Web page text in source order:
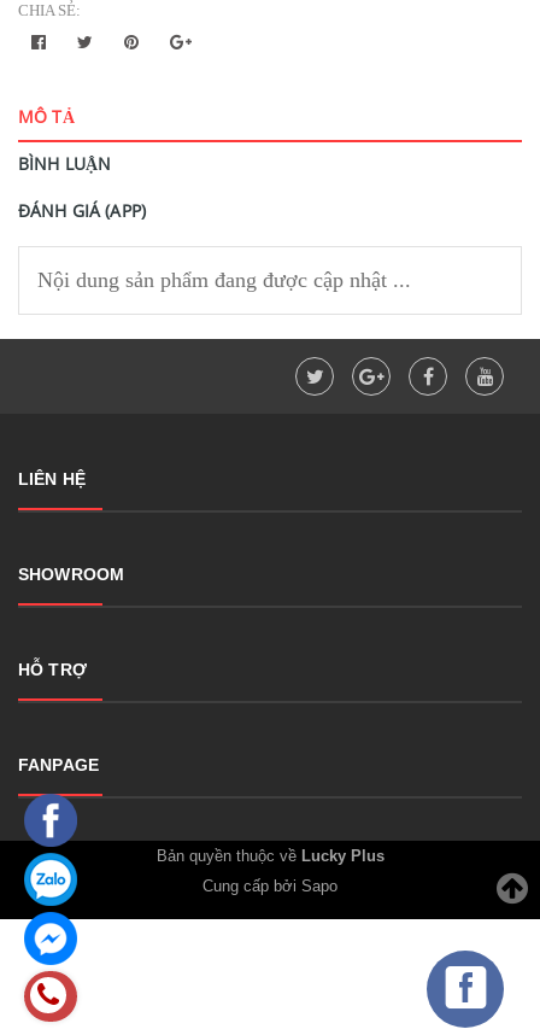
CHIA SẺ:
MÔ TẢ
BÌNH LUẬN
ĐÁNH GIÁ (APP)
Nội dung sản phẩm đang được cập nhật ...
LIÊN HỆ
SHOWROOM
HỖ TRỢ
FANPAGE
Bản quyền thuộc về Lucky Plus
Cung cấp bởi Sapo